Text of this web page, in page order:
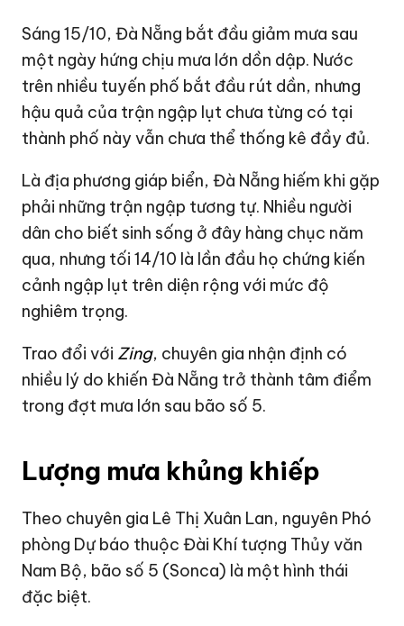
Sáng 15/10,Đà Nẵng bắt đầu giảm mưa sau
một ngày hứng chịu mưa lớn dồn dập. Nước
trên nhiều tuyến phố bắt đầu rút dần, nhưng
hậu quả của trận ngập lụt chưa từng có tại
thành phố này vẫn chưa thể thống kê đầy đủ.
Là địa phương giáp biển, Đà Nẵng hiếm khi gặp
phải những trận ngập tương tự. Nhiều người
dân cho biết sinh sống ở đây hàng chục năm
qua, nhưng tối 14/10 là lần đầu họ chứng kiến
cảnh ngập lụt trên diện rộng với mức độ
nghiêm trọng.
Trao đổi với Zing, chuyên gia nhận định có
nhiều lý do khiến Đà Nẵng trở thành tâm điểm
trong đợt mưa lớn sau bão số 5.
Lượng mưa khủng khiếp
Theo chuyên gia Lê Thị Xuân Lan, nguyên Phó
phòng Dự báo thuộc Đài Khí tượng Thủy văn
Nam Bộ, bão số 5 (Sonca) là một hình thái
đặc biệt.